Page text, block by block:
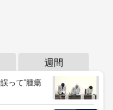
週間
って“腫瘍